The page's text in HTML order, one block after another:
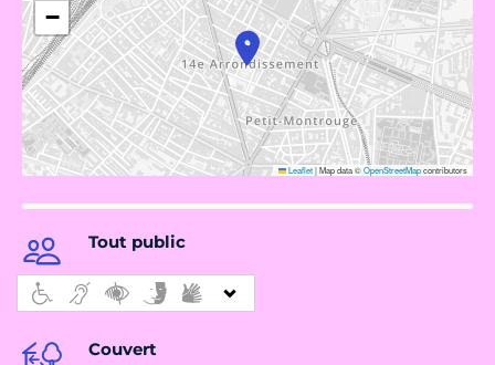
−
Leaflet|Map data ©OpenStreetMapcontributors
Tout public
Couvert